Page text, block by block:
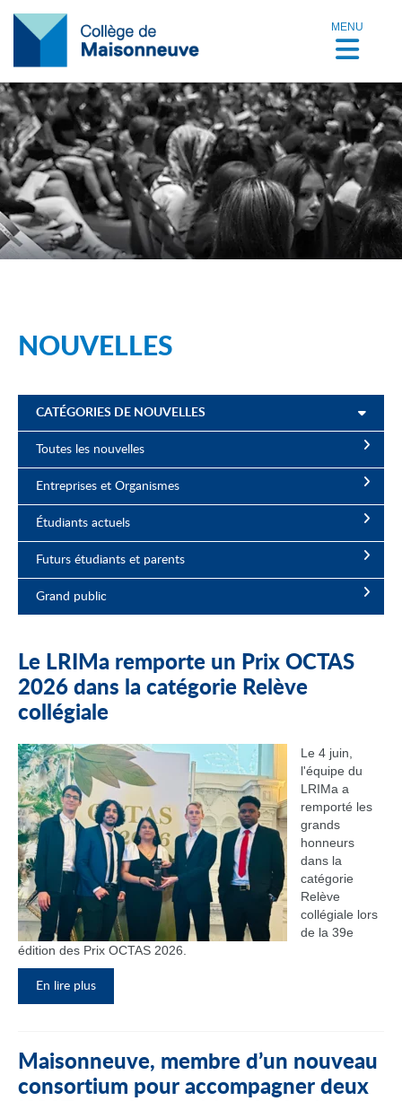
MENU
NOUVELLES
CATÉGORIES DE NOUVELLES
Toutes les nouvelles
Entreprises et Organismes
Étudiants actuels
Futurs étudiants et parents
Grand public
Le LRIMa remporte un Prix OCTAS
2026 dans la catégorie Relève
collégiale
Le 4 juin,
l'équipe du
LRIMa a
remporté les
grands
honneurs
dans la
catégorie
Relève
collégiale lors
de la 39e
édition des Prix OCTAS 2026.
En lire plus
Maisonneuve, membre d’un nouveau
consortium pour accompagner deux